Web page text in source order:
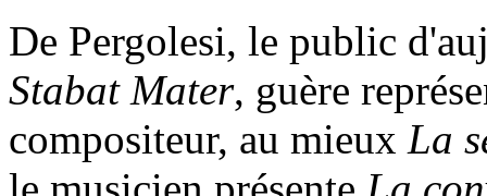
De Pergolesi, le public
Stabat Mater, guère
compositeur, au mieux La